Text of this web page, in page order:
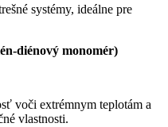
systémy, ideálne pre
diénový monomér)
voči extrémnym teplotám a
vlastnosti.